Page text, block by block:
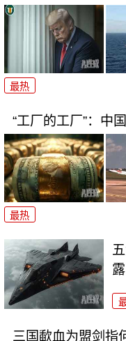
最热
“工厂的工厂”：中
最热
三国歃血为盟剑指